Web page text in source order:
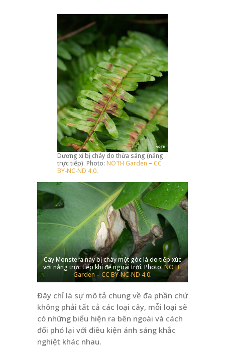
Dương xỉ bị cháy do thừa sáng (nắng
trực tiếp). Photo: NOTH Garden – CC
BY-NC-ND 4.0.
Cây Monstera này bị cháy một góc lá do tiếp xúc
với nắng trực tiếp khi để ngoài trời. Photo:NOTH
Garden – CC BY-NC-ND 4.0.
Đây chỉ là sự mô tả chung về đa phần chứ
không phải tất cả các loại cây, mỗi loại sẽ
có những biểu hiện ra bên ngoài và cách
đối phó lại với điều kiện ánh sáng khắc
nghiệt khác nhau.